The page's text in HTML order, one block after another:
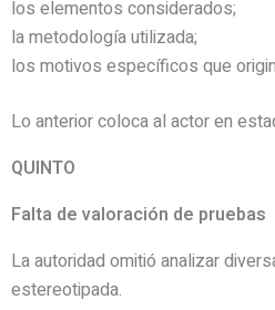
los elementos considerados;
la metodología utilizada;
los motivos específicos que
Lo anterior coloca al actor en
QUINTO
Falta de valoración de pruebas
La autoridad omitió analizar
estereotipada.